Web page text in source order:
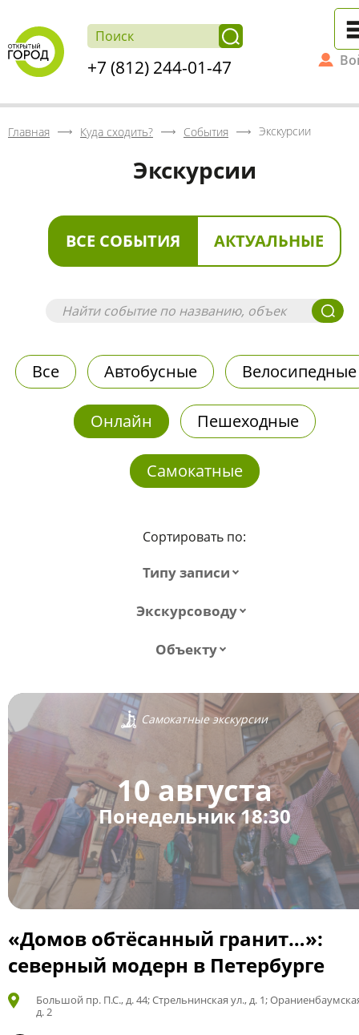
+7 (812) 244-01-47
Главная Куда сходить? События Экскурсии
Экскурсии
ВСЕ СОБЫТИЯ АКТУАЛЬНЫЕ
Все Автобусные Велосипедные
Онлайн Пешеходные
Самокатные
Сортировать по:
Типу записи
Экскурсоводу
Объекту
Самокатные экскурсии
10 августа
Понедельник 18:30
«Домов обтёсанный гранит…»:
северный модерн в Петербурге
Большой пр. П.С., д. 44; Стрельнинская ул., д. 1;
д. 2